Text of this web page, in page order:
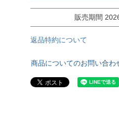
販売期間
返品特約について
商品についてのお問い合わ